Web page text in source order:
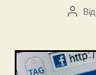
Автор
Від